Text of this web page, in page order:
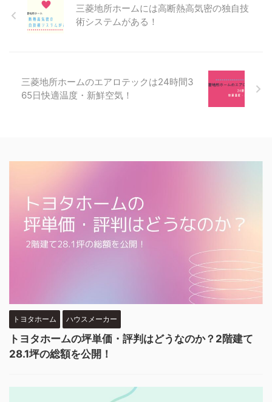
三菱地所ホームには高断熱高気密の独自技
術システムがある！
三菱地所ホームのエアロテックは24時間3
65日快適温度・新鮮空気！
トヨタホーム ハウスメーカー
トヨタホームの坪単価・評判はどうなのか？2階建て
28.1坪の総額を公開！